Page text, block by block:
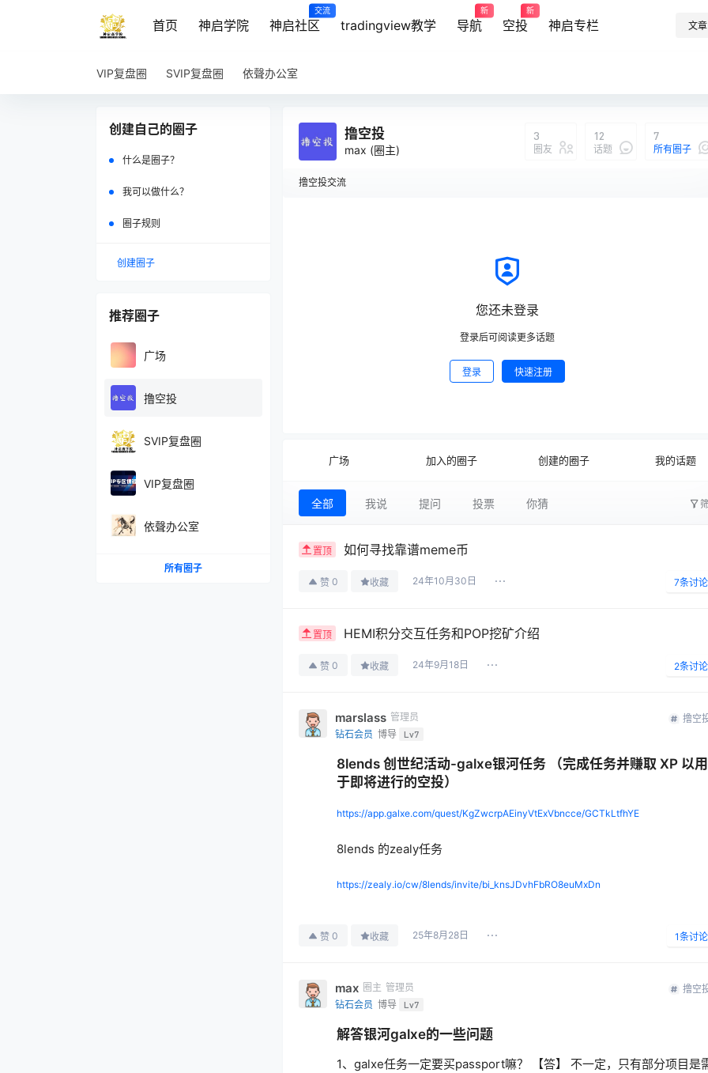
首页 神启学院 神启社区
交流
tradingview教学 导航
新
空投
新
神启专栏 文章
VIP复盘圈 SVIP复盘圈 依聲办公室
创建自己的圈子
什么是圈子？
我可以做什么？
圈子规则
创建圈子
推荐圈子
广场
撸空投
SVIP复盘圈
VIP复盘圈
依聲办公室
所有圈子
撸空投
max (圈主)
3
圈友
12
话题
7
所有圈子
撸空投交流
您还未登录
登录后可阅读更多话题
登录 快速注册
广场 加入的圈子 创建的圈子 我的话题
全部 我说 提问 投票 你猜
置顶 如何寻找靠谱meme币
赞 0 收藏 24年10月30日 7条讨论
置顶 HEMI积分交互任务和POP挖矿介绍
赞 0 收藏 24年9月18日 2条讨论
marslass 管理员
钻石会员 博导 Lv7
撸空
8lends 创世纪活动-galxe银河任务 （完成任务并赚取 XP 以用
于即将进行的空投）
https://app.galxe.com/quest/KgZwcrpAEinyVtExVbncce/GCTkLtfhYE
8lends 的zealy任务
https://zealy.io/cw/8lends/invite/bi_knsJDvhFbRO8euMxDn
赞 0 收藏 25年8月28日 1条讨论
max 圈主 管理员
钻石会员 博导 Lv7
撸空
解答银河galxe的一些问题
1、galxe任务一定要买passport嘛？ 【答】 不一定，只有部分项目是